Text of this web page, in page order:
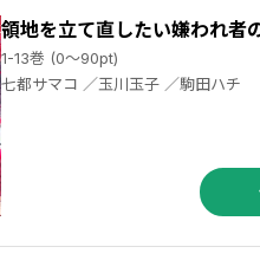
領地を立て直したい嫌われ者
1-13巻 (0～90pt)
七都サマコ ／玉川玉子 ／駒田ハチ